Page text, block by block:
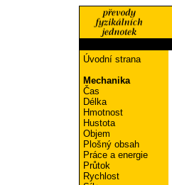
Úvodní strana
Mechanika
Čas
Délka
Hmotnost
Hustota
Objem
Plošný obsah
Práce a energie
Průtok
Rychlost